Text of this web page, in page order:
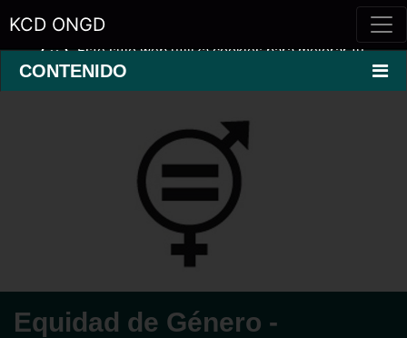
KCD ONGD
CONTENIDO
Equidad de Género -
Este sitio web utiliza cookies para mejorar tu
experiencia.